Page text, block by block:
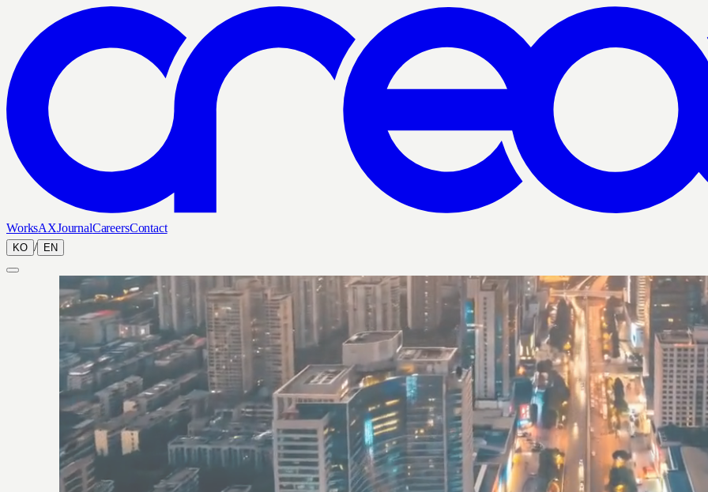
WorksAXJournalCareersContact
KO / EN